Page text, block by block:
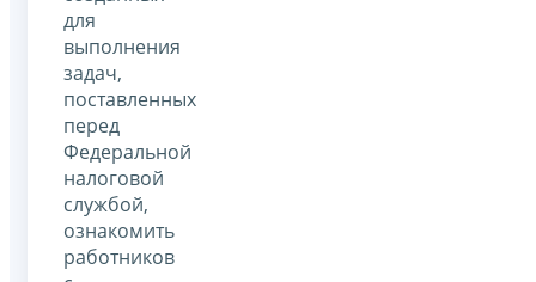
для
выполнения
задач,
поставленных
перед
Федеральной
налоговой
службой,
ознакомить
работников